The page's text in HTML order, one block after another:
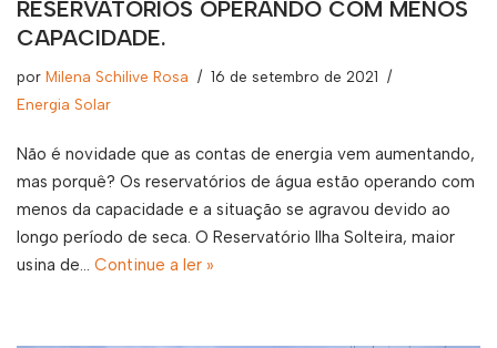
RESERVATÓRIOS OPERANDO COM MENOS
CAPACIDADE.
por Milena Schilive Rosa
16 de setembro de 2021
Energia Solar
Não é novidade que as contas de energia vem aumentando,
mas porquê? Os reservatórios de água estão operando com
menos da capacidade e a situação se agravou devido ao
longo período de seca. O Reservatório Ilha Solteira, maior
usina de… Continue a ler »